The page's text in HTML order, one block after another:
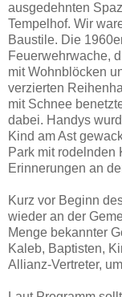
ausgedehnten
Tempelhof. Wir
Baustile. Die
Feuerwehrwache,
mit Wohnblöcken
verzierten
mit Schnee
dabei. Handys
Kind am Ast
Park mit rodelnden
Erinnerungen an
Kurz vor Beginn
wieder an der
Menge bekannter
Kaleb, Baptisten,
Allianz-Vertreter,